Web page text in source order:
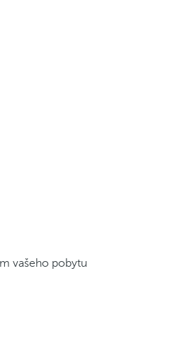
vašeho pobytu